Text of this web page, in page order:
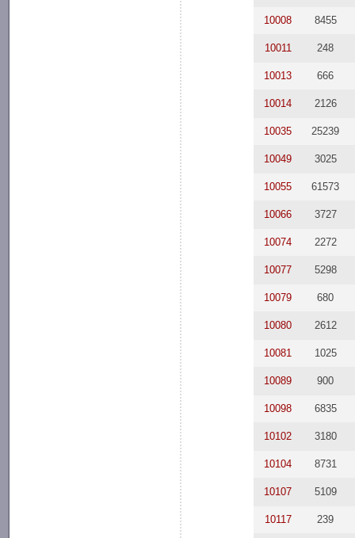
10008 8455
10011 248
10013 666
10014 2126
10035 25239
10049 3025
10055 61573
10066 3727
10074 2272
10077 5298
10079 680
10080 2612
10081 1025
10089 900
10098 6835
10102 3180
10104 8731
10107 5109
10117 239